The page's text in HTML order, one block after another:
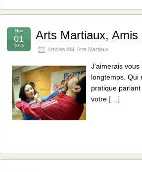
Arts Martiaux,
Articles AM ,Arts Martiaux
Nov
01
2013
J’aimerais
longtemps. Qui
pratique
votre […]